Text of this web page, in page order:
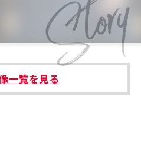
イバシーポリシー
って Cookie Settings
一覧を見る